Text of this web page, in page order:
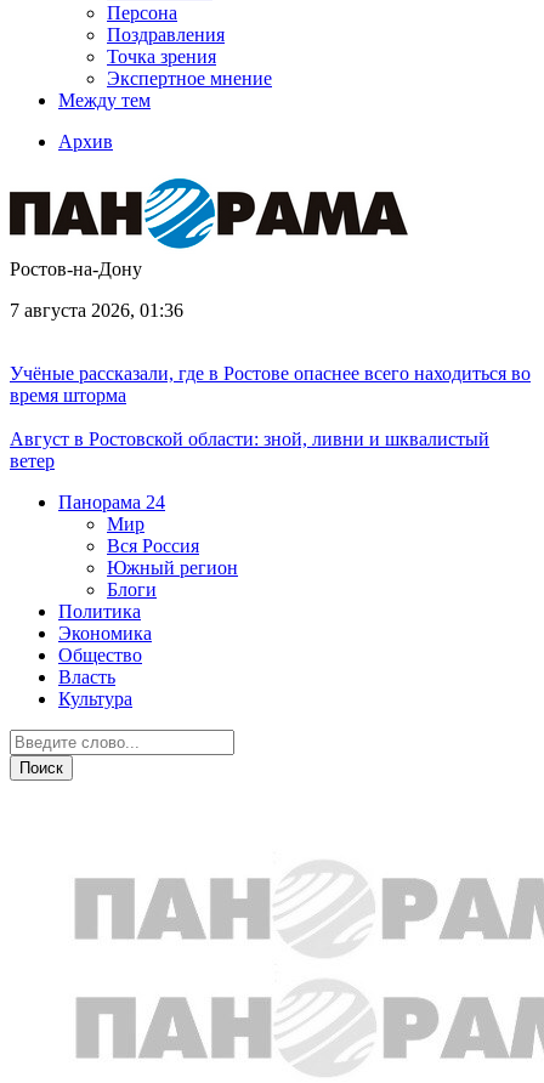
Персона
Поздравления
Точка зрения
Экспертное мнение
Между тем
Архив
Ростов-на-Дону
7 августа 2026, 01:36
Учёные рассказали, где в Ростове опаснее всего находиться во
время шторма
Август в Ростовской области: зной, ливни и шквалистый
ветер
Панорама 24
Мир
Вся Россия
Южный регион
Блоги
Политика
Экономика
Общество
Власть
Культура